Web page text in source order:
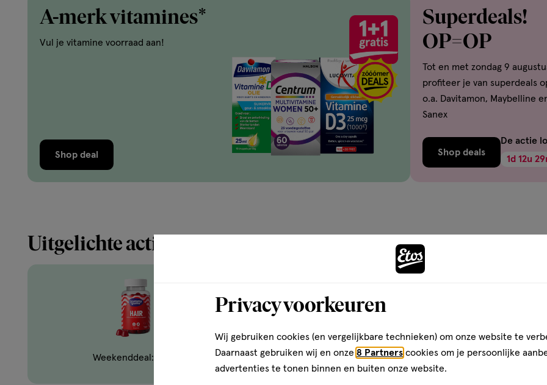
A-merk vitamines*
Vul je vitamine voorraad aan!
Shop deal
Superdeals!
OP=OP
Tot en met zondag 9
profiteer je van superdeals
o.a. Davitamon, Maybelline
Sanex
Shop deals
De actie
1d 12u 29
Uitgelichte acties
Weekenddeal: Yummygums Pampers voordeelboxen
Privacy voorkeuren
Wij gebruiken cookies (en vergelijkbare technieken) om onze website te
Daarnaast gebruiken wij en onze 8 Partners cookies om je persoonlijke
advertenties te tonen binnen en buiten onze website.